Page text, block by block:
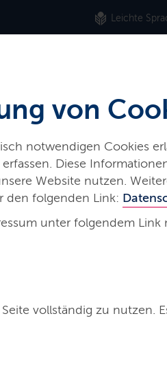
von
notwendigen Cookies
Diese
Website nutzen.
den folgenden Link:
unter folgendem Link
vollständig zu nutzen.
Leichte